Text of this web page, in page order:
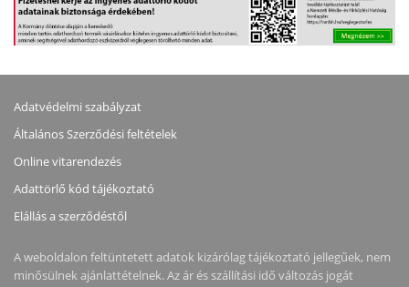
Adatvédelmi szabályzat
Általános Szerződési feltételek
Online vitarendezés
Adattörlő kód tájékoztató
Elállás a szerződéstől
A weboldalon feltüntetett adatok kizárólag tájékoztató jellegűek, nem
minősülnek ajánlattételnek. Az ár és szállítási idő változás jogát